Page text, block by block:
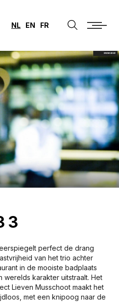
NL EN FR
perfect de drang
van het trio achter
in de mooiste badplaats
karakter uitstraalt. Het
Lieven Musschoot maakt het
met een knipoog naar de